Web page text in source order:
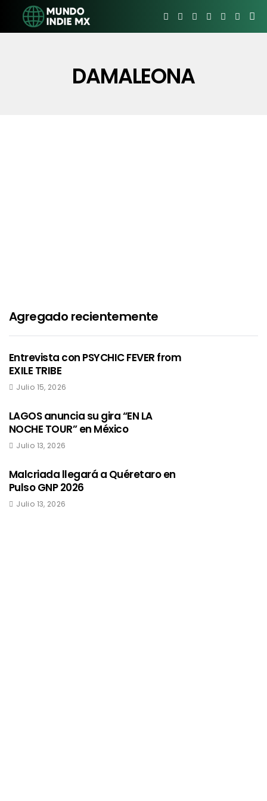
DAMALEONA
Agregado recientemente
Entrevista con PSYCHIC FEVER from
EXILE TRIBE
Julio 15, 2026
LAGOS anuncia su gira “EN LA
NOCHE TOUR” en México
Julio 13, 2026
Malcriada llegará a Quéretaro en
Pulso GNP 2026
Julio 13, 2026